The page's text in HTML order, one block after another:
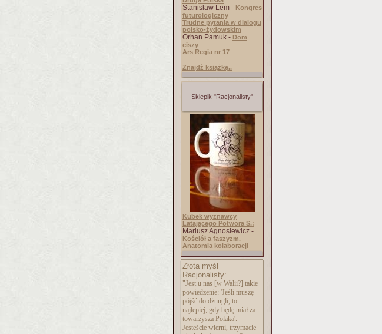
Stanisław Lem - Kongres
futurologiczny
Trudne pytania w dialogu
polsko-żydowskim
Orhan Pamuk - Dom
ciszy
Ars Regia nr 17
Znajdź książkę..
Sklepik "Racjonalisty"
Kubek wyznawcy
Latającego Potwora S.:
Mariusz Agnosiewicz -
Kościół a faszyzm.
Anatomia kolaboracji
Złota myśl
Racjonalisty:
"Jest u nas [w Walii?] takie
powiedzenie: 'Jeśli muszę
pójść do dżungli, to
najlepiej, gdy będę miał za
towarzysza Polaka'.
Jesteście wierni, trzymacie